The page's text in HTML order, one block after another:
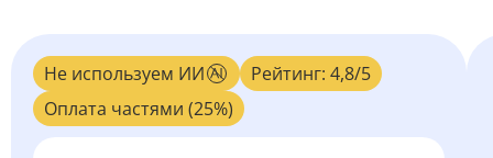
Не используем ИИ
Рейтинг: 4,8/5
Оплата частями (25%)